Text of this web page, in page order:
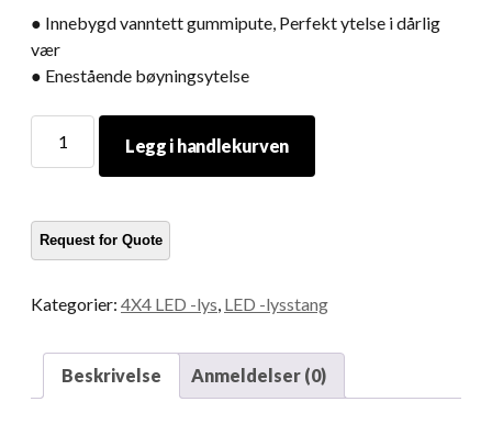
● Innebygd vanntett gummipute, Perfekt ytelse i dårlig
vær
● Enestående bøyningsytelse
Road
Bar
mengde
Legg i handlekurven
Kategorier: 4X4 LED -lys LED -lysstang
Beskrivelse Anmeldelser (0)